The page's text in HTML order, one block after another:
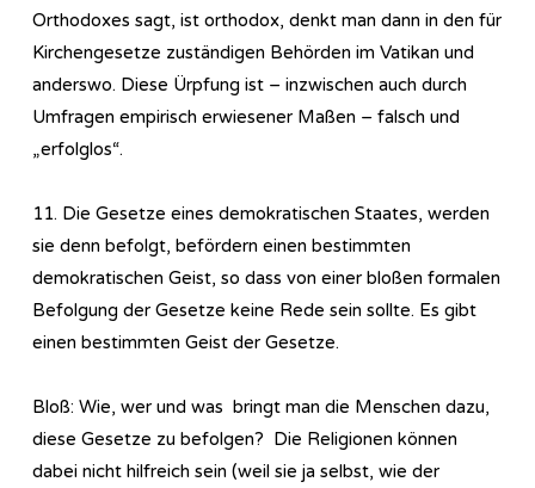
Orthodoxes sagt, ist orthodox, denkt man dann in den für
Kirchengesetze zuständigen Behörden im Vatikan und
anderswo. Diese Ürpfung ist – inzwischen auch durch
Umfragen empirisch erwiesener Maßen – falsch und
„erfolglos“.
11. Die Gesetze eines demokratischen Staates, werden
sie denn befolgt, befördern einen bestimmten
demokratischen Geist, so dass von einer bloßen formalen
Befolgung der Gesetze keine Rede sein sollte. Es gibt
einen bestimmten Geist der Gesetze.
Bloß: Wie, wer und was bringt man die Menschen dazu,
diese Gesetze zu befolgen? Die Religionen können
dabei nicht hilfreich sein (weil sie ja selbst, wie der